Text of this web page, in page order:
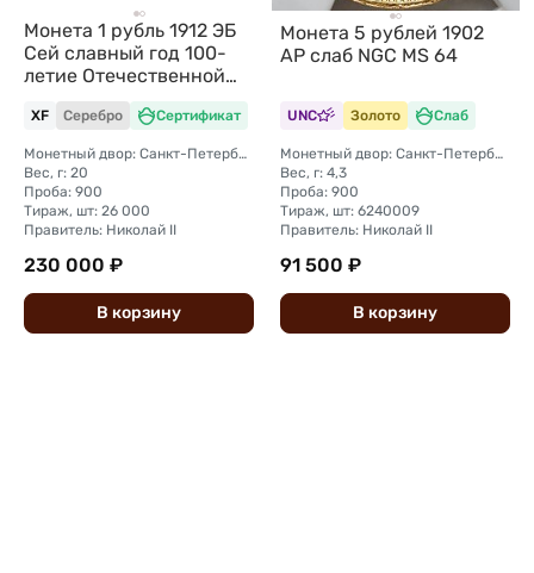
Монета 1 рубль 1912 ЭБ
Сей славный год 100-
летие Отечественной
войны 1812
XF Серебро Сертификат
Монетный двор: Санкт-Петербургский монетный двор
Вес, г: 20
Проба: 900
Тираж, шт: 26 000
Правитель: Николай II
230 000 ₽
В корзину
Монета 5 рублей 1902
АР слаб NGC MS 64
UNC Золото Слаб
Монетный двор: Санкт-Петербургский монетный двор
Вес, г: 4,3
Проба: 900
Тираж, шт: 6240009
Правитель: Николай II
91 500 ₽
В корзину